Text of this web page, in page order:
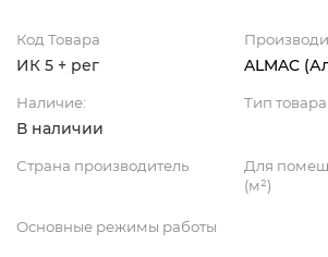
Код Товара
ИК 5 + рег ALMAC
Наличие:
В наличии
Тип товара
Страна производитель
Для
(м²)
Основные режимы работы